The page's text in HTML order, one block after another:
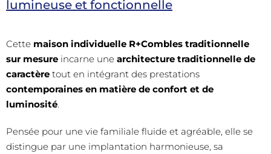
lumineuse et fonctionnelle
Cette maison individuelle R+Combles traditionnelle
sur mesure incarne une architecture traditionnelle de
caractère tout en intégrant des prestations
contemporaines en matière de confort et de
luminosité.
Pensée pour une vie familiale fluide et agréable, elle se
distingue par une implantation harmonieuse, sa